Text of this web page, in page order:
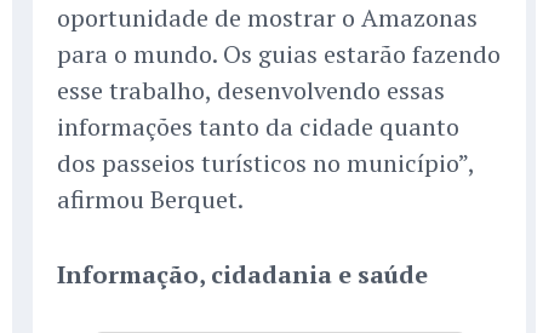
oportunidade de mostrar o Amazonas
para o mundo. Os guias estarão fazendo
esse trabalho, desenvolvendo essas
informações tanto da cidade quanto
dos passeios turísticos no município”,
afirmou Berquet.
Informação, cidadania e saúde